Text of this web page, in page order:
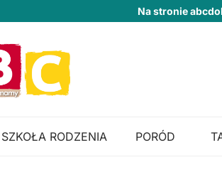
Na stronie
SZKOŁA RODZENIA PORÓD